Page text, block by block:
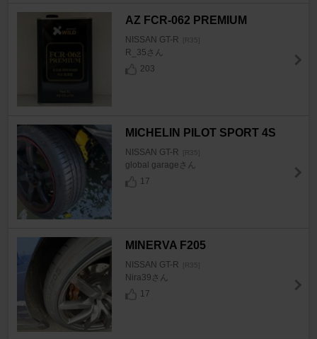
AZ FCR-062 PREMIUM
NISSAN GT-R [R35]
R_35さん
203
MICHELIN PILOT SPORT 4S
NISSAN GT-R [R35]
global garageさん
17
MINERVA F205
NISSAN GT-R [R35]
Nira39さん
17